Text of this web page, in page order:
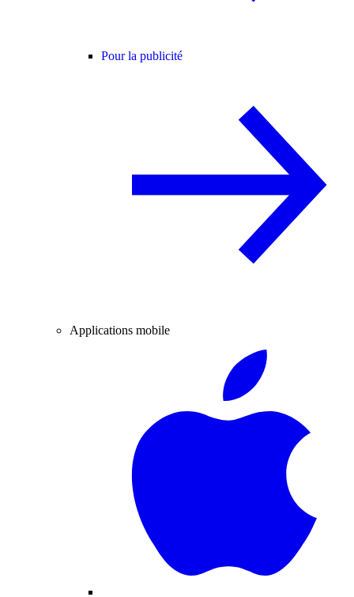
Pour la publicité
Applications mobile